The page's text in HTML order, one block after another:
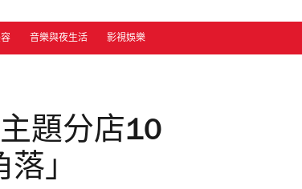
音樂與夜生活 影視娛樂
題分店10
」